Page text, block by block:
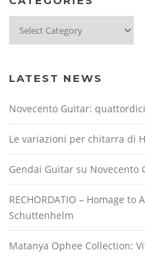
LATEST NEWS
Novecento Guitar:
Le variazioni per chitarra di
Gendai Guitar su Novecento
RECHORDATIO – Homage
Schuttenhelm
Matanya Ophee Collection: